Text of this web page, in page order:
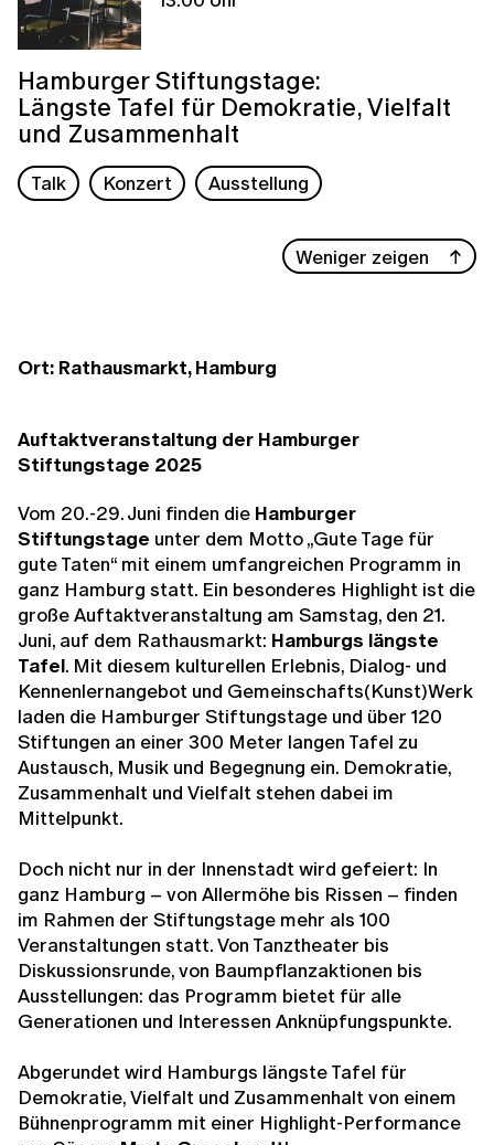
Hamburger Stiftungstage:
Längste Tafel für Demokratie, Vielfalt
und Zusammenhalt
Talk Konzert Ausstellung
Weniger zeigen
Ort: Rathausmarkt, Hamburg
Auftaktveranstaltung der Hamburger
Stiftungstage 2025
Vom 20.-29. Juni finden die Hamburger
Stiftungstage unter dem Motto „Gute Tage für
gute Taten“ mit einem umfangreichen Programm in
ganz Hamburg statt. Ein besonderes Highlight ist die
große Auftaktveranstaltung am Samstag, den 21.
Juni, auf dem Rathausmarkt: Hamburgs längste
Tafel. Mit diesem kulturellen Erlebnis, Dialog- und
Kennenlernangebot und Gemeinschafts(Kunst)Werk
laden die Hamburger Stiftungstage und über 120
Stiftungen an einer 300 Meter langen Tafel zu
Austausch, Musik und Begegnung ein. Demokratie,
Zusammenhalt und Vielfalt stehen dabei im
Mittelpunkt.
Doch nicht nur in der Innenstadt wird gefeiert: In
ganz Hamburg – von Allermöhe bis Rissen – finden
im Rahmen der Stiftungstage mehr als 100
Veranstaltungen statt. Von Tanztheater bis
Diskussionsrunde, von Baumpflanzaktionen bis
Ausstellungen: das Programm bietet für alle
Generationen und Interessen Anknüpfungspunkte.
Abgerundet wird Hamburgs längste Tafel für
Demokratie, Vielfalt und Zusammenhalt von einem
Bühnenprogramm mit einer Highlight-Performance